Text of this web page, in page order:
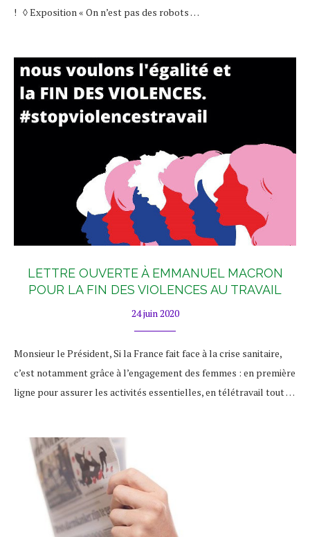
! ◊ Exposition « On n’est pas des robots …
LETTRE OUVERTE À EMMANUEL MACRON
POUR LA FIN DES VIOLENCES AU TRAVAIL
24 juin 2020
Monsieur le Président, Si la France fait face à la crise sanitaire,
c’est notamment grâce à l’engagement des femmes : en première
ligne pour assurer les activités essentielles, en télétravail tout …